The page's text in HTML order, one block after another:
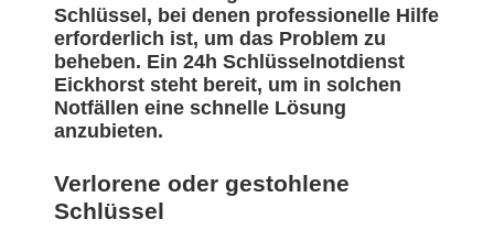
Schlüssel, bei denen professionelle Hilfe
erforderlich ist, um das Problem zu
beheben. Ein 24h Schlüsselnotdienst
Eickhorst steht bereit, um in solchen
Notfällen eine schnelle Lösung
anzubieten.
Verlorene oder gestohlene
Schlüssel